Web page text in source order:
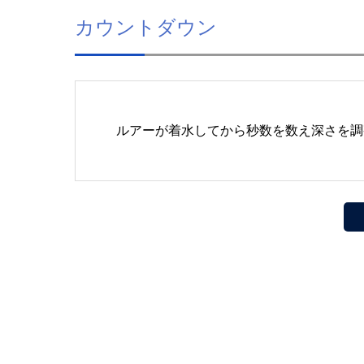
カウントダウン
ルアーが着水してから秒数を数え深さを調